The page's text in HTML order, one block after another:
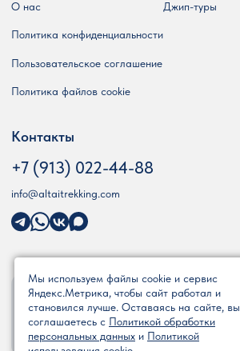
О нас
Политика конфиденциальности
Пользовательское соглашение
Политика файлов cookie
Джип-туры
Контакты
+7 (913) 022-44-88
info@altaitrekking.com
Мы в реестре туроператоров
ООО «АЛТАЙТРЕККИНГ»
РТО 023477
Мы используем файлы cookie и сервис
Яндекс.Метрика, чтобы сайт работал и
становился лучше. Оставаясь на сайте, вы
соглашаетесь с Политикой обработки
персональных данных и Политикой